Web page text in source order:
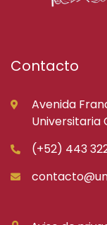
Contacto
Avenida
Universitaria
(+52) 443